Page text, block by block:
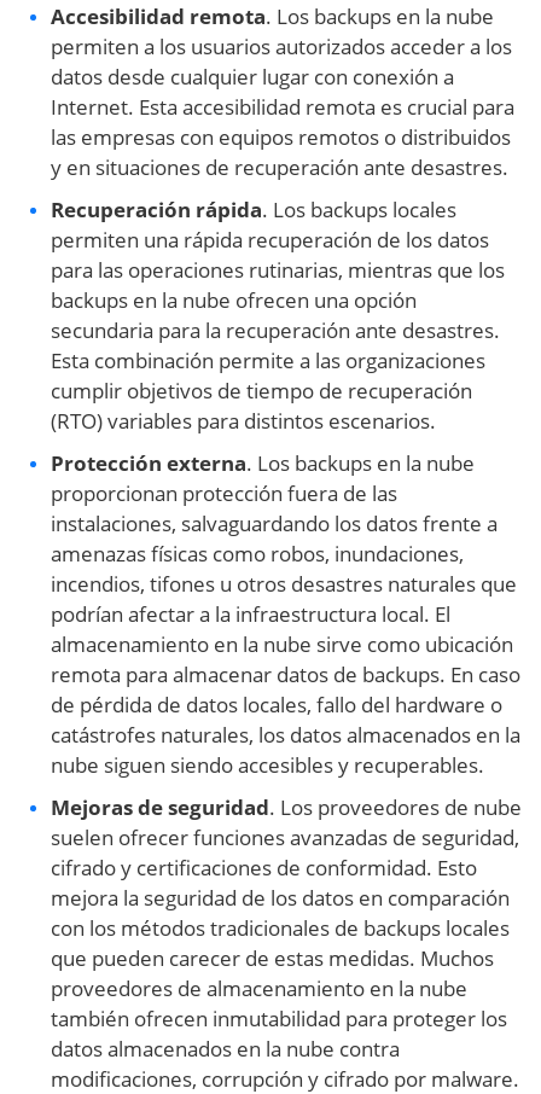
Accesibilidad remota. Los backups en la nube
permiten a los usuarios autorizados acceder a los
datos desde cualquier lugar con conexión a
Internet. Esta accesibilidad remota es crucial para
las empresas con equipos remotos o distribuidos
y en situaciones de recuperación ante desastres.
Recuperación rápida. Los backups locales
permiten una rápida recuperación de los datos
para las operaciones rutinarias, mientras que los
backups en la nube ofrecen una opción
secundaria para la recuperación ante desastres.
Esta combinación permite a las organizaciones
cumplir objetivos de tiempo de recuperación
(RTO) variables para distintos escenarios.
Protección externa. Los backups en la nube
proporcionan protección fuera de las
instalaciones, salvaguardando los datos frente a
amenazas físicas como robos, inundaciones,
incendios, tifones u otros desastres naturales que
podrían afectar a la infraestructura local. El
almacenamiento en la nube sirve como ubicación
remota para almacenar datos de backups. En caso
de pérdida de datos locales, fallo del hardware o
catástrofes naturales, los datos almacenados en la
nube siguen siendo accesibles y recuperables.
Mejoras de seguridad. Los proveedores de nube
suelen ofrecer funciones avanzadas de seguridad,
cifrado y certificaciones de conformidad. Esto
mejora la seguridad de los datos en comparación
con los métodos tradicionales de backups locales
que pueden carecer de estas medidas. Muchos
proveedores de almacenamiento en la nube
también ofrecen inmutabilidad para proteger los
datos almacenados en la nube contra
modificaciones, corrupción y cifrado por malware.